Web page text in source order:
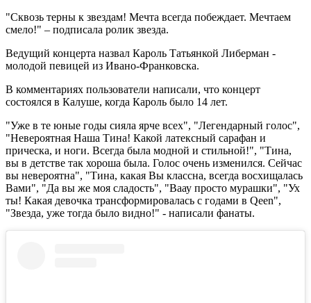
"Сквозь терны к звездам! Мечта всегда побеждает. Мечтаем
смело!" – подписала ролик звезда.
Ведущий концерта назвал Кароль Татьянкой Либерман -
молодой певицей из Ивано-Франковска.
В комментариях пользователи написали, что концерт
состоялся в Калуше, когда Кароль было 14 лет.
"Уже в те юные годы сияла ярче всех", "Легендарный голос",
"Невероятная Наша Тина! Какой латексный сарафан и
прическа, и ноги. Всегда была модной и стильной!", "Тина,
вы в детстве так хороша была. Голос очень изменился. Сейчас
вы невероятна", "Тина, какая Вы классна, всегда восхищалась
Вами", "Да вы же моя сладость", "Ваау просто мурашки", "Ух
ты! Какая девочка трансформировалась с годами в Qeen",
"Звезда, уже тогда было видно!" - написали фанаты.